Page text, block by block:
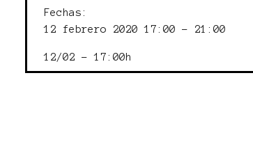
Fechas:
12 febrero 2020 17:00 - 21:00
12/02 - 17:00h